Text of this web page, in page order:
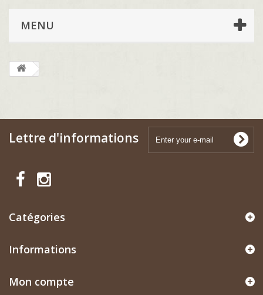
MENU
Lettre d'informations
Catégories
Informations
Mon compte